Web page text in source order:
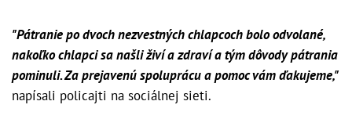
"Pátranie po dvoch nezvestných chlapcoch bolo odvolané,
nakoľko chlapci sa našli živí a zdraví a tým dôvody pátrania
pominuli. Za prejavenú spoluprácu a pomoc vám ďakujeme,"
napísali policajti na sociálnej sieti.